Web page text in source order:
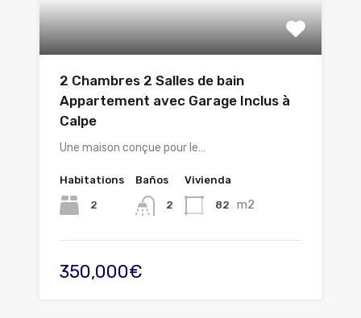
2 Chambres 2 Salles de bain
Appartement avec Garage Inclus à
Calpe
Une maison conçue pour le…
Habitations
2
Baños
2
Vivienda
82 m2
350,000€